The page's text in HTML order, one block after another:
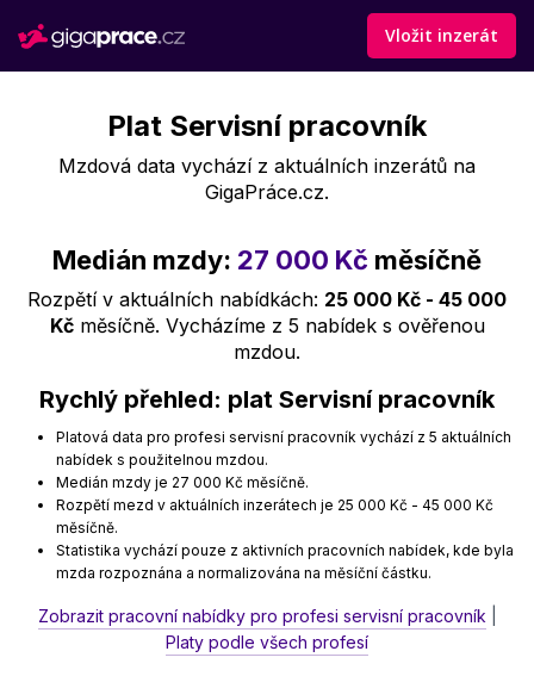
Vložit inzerát
Plat Servisní pracovník
Mzdová data vychází z aktuálních inzerátů na
GigaPráce.cz.
Medián mzdy: 27 000 Kč měsíčně
Rozpětí v aktuálních nabídkách: 25 000 Kč - 45 000
Kčměsíčně. Vycházíme z 5 nabídek s ověřenou
mzdou.
Rychlý přehled: plat Servisní pracovník
Platová data pro profesi servisní pracovník vychází z 5 aktuálních
nabídek s použitelnou mzdou.
Medián mzdy je 27 000 Kč měsíčně.
Rozpětí mezd v aktuálních inzerátech je 25 000 Kč - 45 000 Kč
měsíčně.
Statistika vychází pouze z aktivních pracovních nabídek, kde byla
mzda rozpoznána a normalizována na měsíční částku.
Zobrazit pracovní nabídky pro profesi servisní pracovník
Platy podle všech profesí